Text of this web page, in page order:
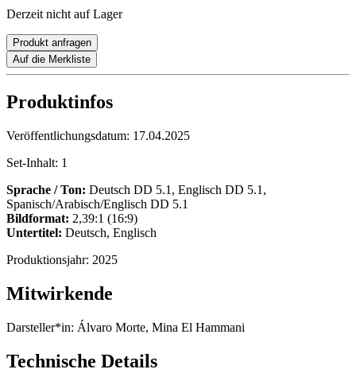
Derzeit nicht auf Lager
Produkt anfragen
Auf die Merkliste
Produktinfos
Veröffentlichungsdatum: 17.04.2025
Set-Inhalt: 1
Sprache / Ton: Deutsch DD 5.1, Englisch DD 5.1,
Spanisch/Arabisch/Englisch DD 5.1
Bildformat: 2,39:1 (16:9)
Untertitel: Deutsch, Englisch
Produktionsjahr: 2025
Mitwirkende
Darsteller*in: Álvaro Morte, Mina El Hammani
Technische Details